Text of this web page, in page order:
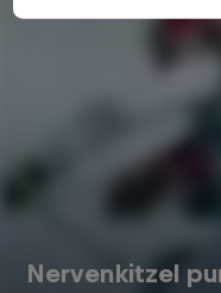
Nervenkitzel